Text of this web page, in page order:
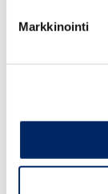
Markkinointi
veropoliittisten